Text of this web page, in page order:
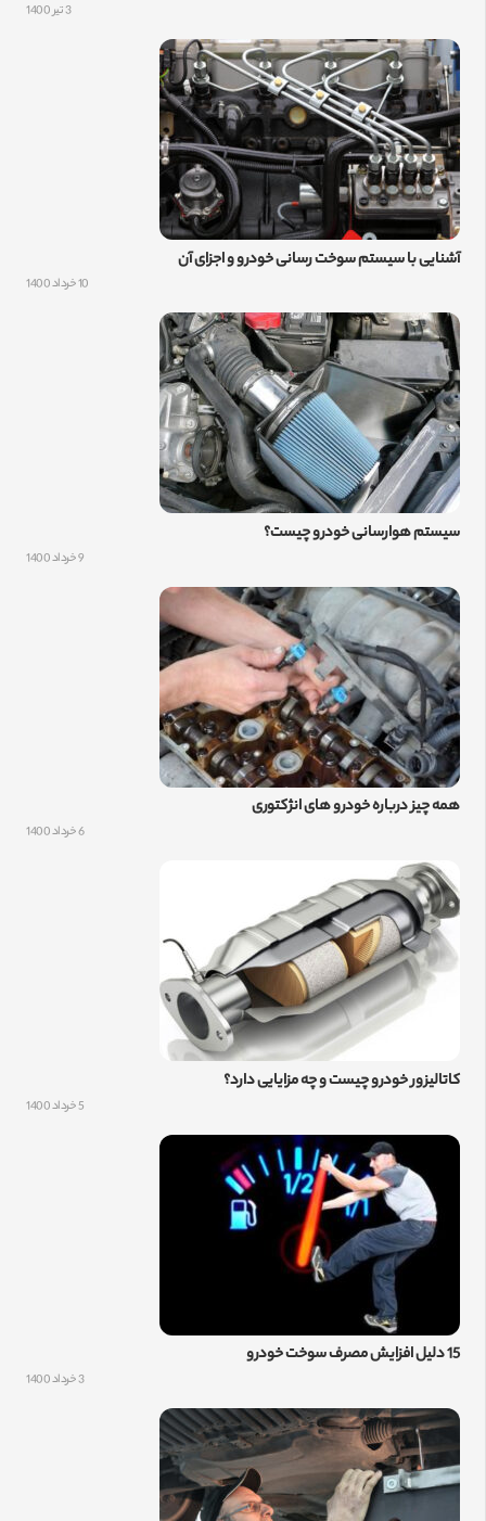
3 تیر 1400
آشنایی با سیستم سوخت رسانی خودرو و اجزای آن
10 خرداد 1400
سیستم هوارسانی خودرو چیست؟
9 خرداد 1400
همه چیز درباره خودرو های انژکتوری
6 خرداد 1400
کاتالیزور خودرو چیست و چه مزایایی دارد؟
5 خرداد 1400
15 دلیل افزایش مصرف سوخت خودرو
3 خرداد 1400